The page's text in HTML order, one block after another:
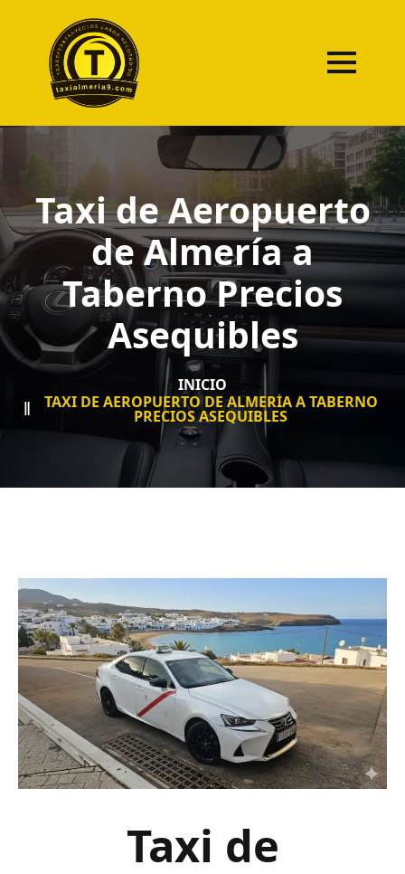
Taxi de Aeropuerto
de Almería a
Taberno Precios
Asequibles
INICIO
TAXI DE AEROPUERTO DE ALMERÍA A TABERNO
PRECIOS ASEQUIBLES
Taxi de